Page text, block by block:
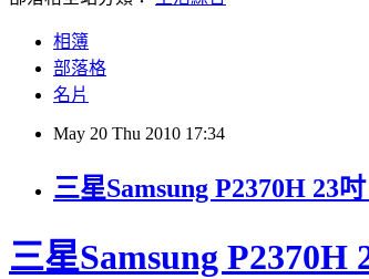
相簿
部落格
名片
May 20 Thu 2010 17:34
三星Samsung P2370H 23
三星Samsung